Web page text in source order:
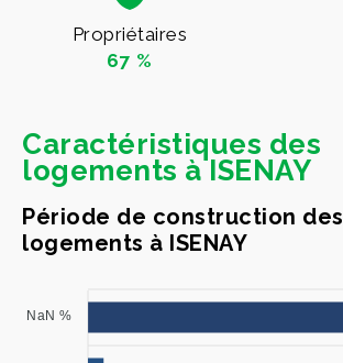
Propriétaires
67 %
Caractéristiques des
logements à ISENAY
Période de construction des
logements à ISENAY
NaN %